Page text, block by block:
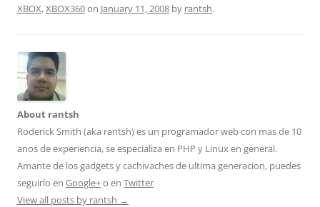
XBOX,XBOX360on January 11, 2008 by rantsh.
About rantsh
Roderick Smith (aka rantsh) es un programador web con mas de 10
anos de experiencia, se especializa en PHP y Linux en general.
Amante de los gadgets y cachivaches de ultima generacion, puedes
seguirlo en Google+o en Twitter
View all posts by rantsh →